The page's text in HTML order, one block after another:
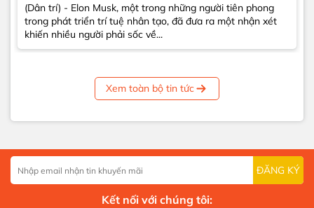
(Dân trí) - Elon Musk, một trong những người tiên phong
trong phát triển trí tuệ nhân tạo, đã đưa ra một nhận xét
khiến nhiều người phải sốc về...
Xem toàn bộ tin tức
ĐĂNG KÝ
Kết nối với chúng tôi: